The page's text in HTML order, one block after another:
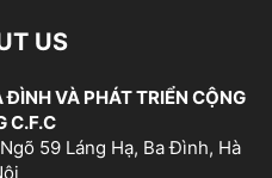
US
VÀ PHÁT TRIỂN CỘNG
C.F.C
59 Láng Hạ, Ba Đình, Hà